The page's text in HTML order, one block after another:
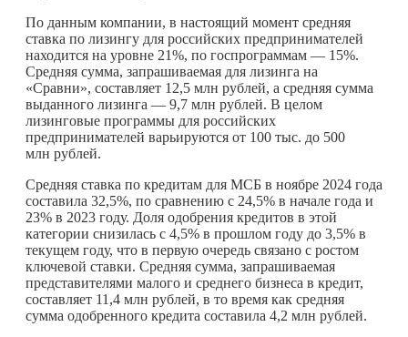
По данным компании, в настоящий момент средняя
ставка по лизингу для российских предпринимателей
находится на уровне 21%, по госпрограммам — 15%.
Средняя сумма, запрашиваемая для лизинга на
«Сравни», составляет 12,5 млн рублей, а средняя сумма
выданного лизинга — 9,7 млн рублей. В целом
лизинговые программы для российских
предпринимателей варьируются от 100 тыс. до 500
млн рублей.
Средняя ставка по кредитам для МСБ в ноябре 2024 года
составила 32,5%, по сравнению с 24,5% в начале года и
23% в 2023 году. Доля одобрения кредитов в этой
категории снизилась с 4,5% в прошлом году до 3,5% в
текущем году, что в первую очередь связано с ростом
ключевой ставки. Средняя сумма, запрашиваемая
представителями малого и среднего бизнеса в кредит,
составляет 11,4 млн рублей, в то время как средняя
сумма одобренного кредита составила 4,2 млн рублей.